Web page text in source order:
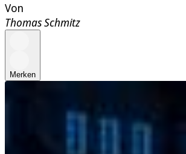
Von
Thomas Schmitz
Merken